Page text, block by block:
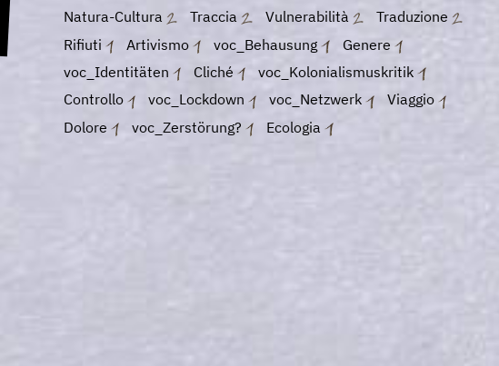
Natura-Cultura
Traccia Vulnerabilità
Traduzione
Rifiuti
Artivismo voc_Behausung
Genere
voc_Identitäten
Cliché
voc_Kolonialismuskritik
Controllo
voc_Lockdown voc_Netzwerk
Viaggio
Dolore
voc_Zerstörung? Ecologia